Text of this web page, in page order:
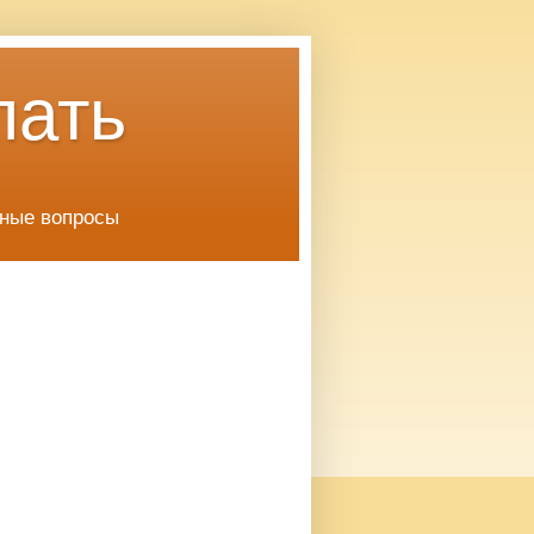
вопросы